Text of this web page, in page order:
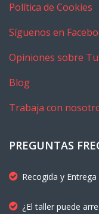
Política de Cookies
Síguenos en
Opiniones sobre
Blog
Trabaja con
PREGUNTAS
Recogida y Entrega
¿El taller puede